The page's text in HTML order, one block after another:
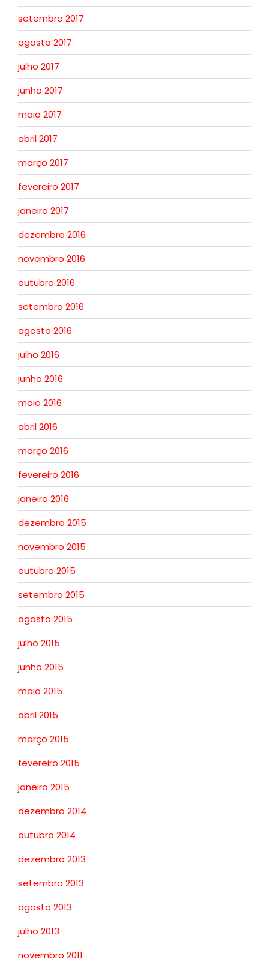
setembro 2017
agosto 2017
julho 2017
junho 2017
maio 2017
abril 2017
março 2017
fevereiro 2017
janeiro 2017
dezembro 2016
novembro 2016
outubro 2016
setembro 2016
agosto 2016
julho 2016
junho 2016
maio 2016
abril 2016
março 2016
fevereiro 2016
janeiro 2016
dezembro 2015
novembro 2015
outubro 2015
setembro 2015
agosto 2015
julho 2015
junho 2015
maio 2015
abril 2015
março 2015
fevereiro 2015
janeiro 2015
dezembro 2014
outubro 2014
dezembro 2013
setembro 2013
agosto 2013
julho 2013
novembro 2011